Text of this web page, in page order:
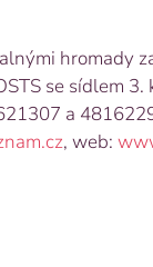
hromady
se sídlem
a
, web: